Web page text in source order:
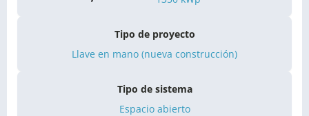
Tipo de proyecto
Llave en mano (nueva construcción)
Tipo de sistema
Espacio abierto